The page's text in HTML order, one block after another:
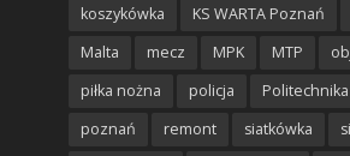
koszykówka
KS WARTA Poznań
Malta
mecz MPK MTP
piłka nożna
policja
poznań
remont siatkówka